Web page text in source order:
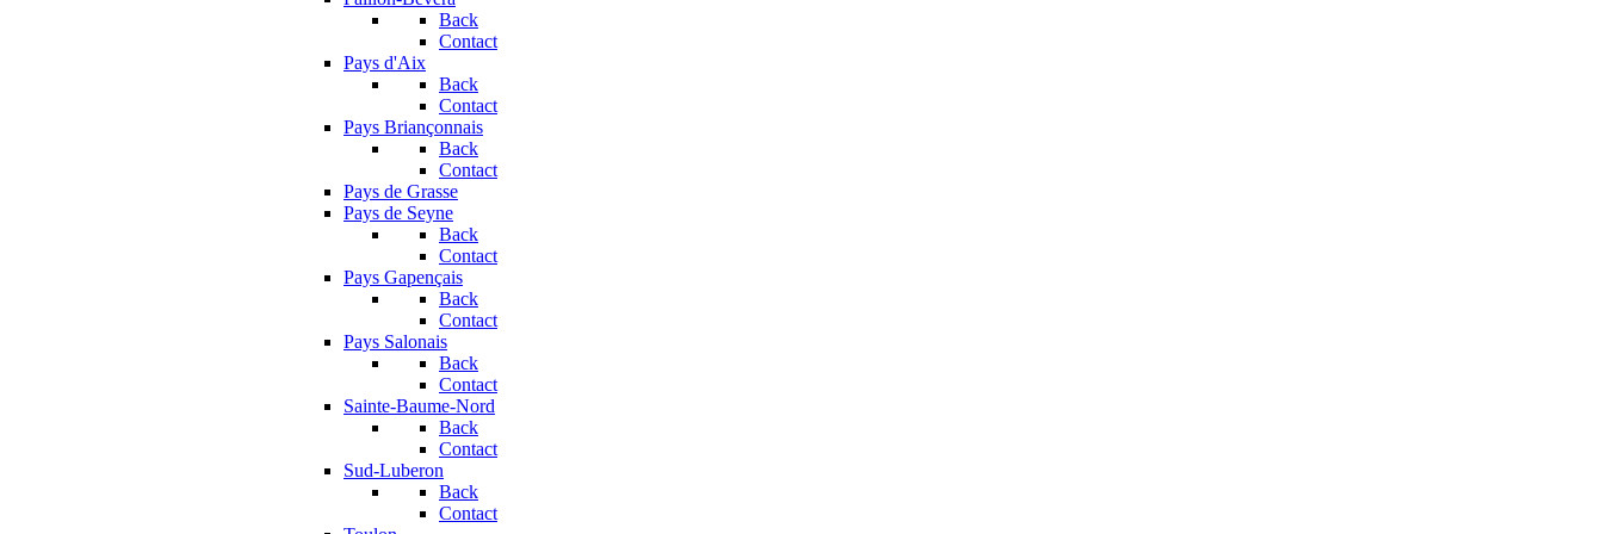
Back
Contact
Pays d'Aix
Back
Contact
Pays Briançonnais
Back
Contact
Pays de Grasse
Pays de Seyne
Back
Contact
Pays Gapençais
Back
Contact
Pays Salonais
Back
Contact
Sainte-Baume-Nord
Back
Contact
Sud-Luberon
Back
Contact